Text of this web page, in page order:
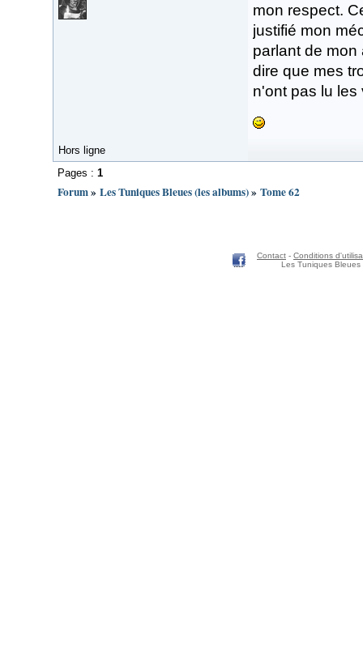
mon respect.
justifié mon
parlant de
dire que mes
n'ont pas lu les
Hors ligne
Pages : 1
Forum» Les Tuniques Bleues (les albums)» Tome 62
Contact - Conditions
Les Tuniques